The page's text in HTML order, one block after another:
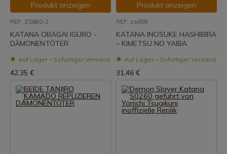
Produkt anzeigen
REF: ZS680-2
KATANA OBAGAI IGURO -
DÄMONENTÖTER
Auf Lager – Sofortiger Versand
42,35 €
Produkt anzeigen
REF: zs659
KATANA INOSUKE HASHIBIRA
– KIMETSU NO YAIBA
Auf Lager – Sofortiger Versand
31,46 €